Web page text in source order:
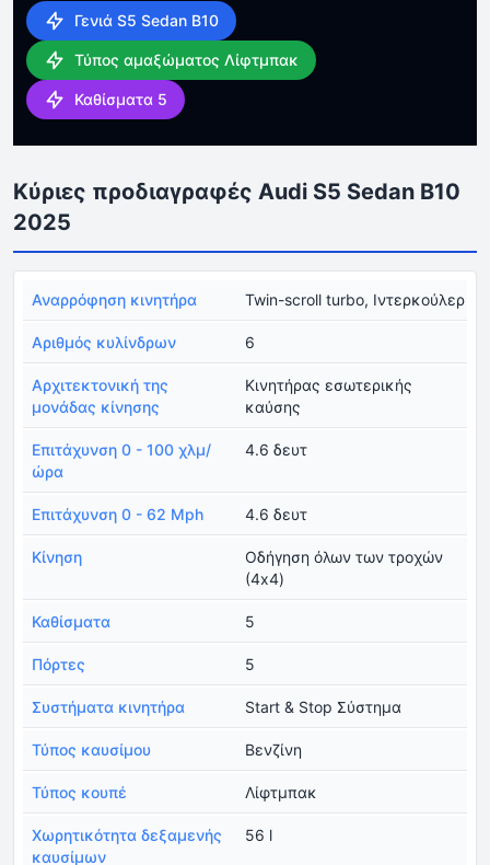
Γενιά S5 Sedan B10
Τύπος αμαξώματος Λίφτμπακ
Καθίσματα 5
Κύριες προδιαγραφές Audi S5 Sedan B10
2025
Αναρρόφηση κινητήρα Twin-scroll turbo, Ιντερκούλερ
Αριθμός κυλίνδρων 6
Αρχιτεκτονική της
μονάδας κίνησης
Κινητήρας εσωτερικής
καύσης
Επιτάχυνση 0 - 100 χλμ/
ώρα
4.6 δευτ
Επιτάχυνση 0 - 62 Mph 4.6 δευτ
Κίνηση
Οδήγηση όλων των τροχών
(4x4)
Καθίσματα 5
Πόρτες 5
Συστήματα κινητήρα Start & Stop Σύστημα
Τύπος καυσίμου Βενζίνη
Τύπος κουπέ Λίφτμπακ
Χωρητικότητα δεξαμενής
καυσίμων
56 l